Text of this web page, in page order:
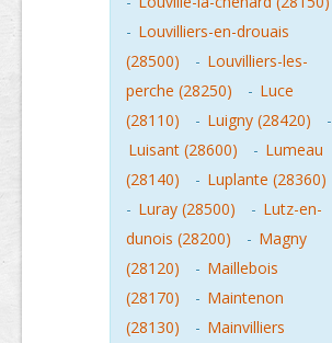
- Louvilliers-en-drouais
(28500)
- Louvilliers-les-
perche (28250)
- Luce
(28110)
- Luigny (28420)
-
Luisant (28600)
- Lumeau
(28140)
- Luplante (28360)
- Luray (28500) - Lutz-en-
dunois (28200)
- Magny
(28120)
- Maillebois
(28170)
- Maintenon
(28130)
- Mainvilliers